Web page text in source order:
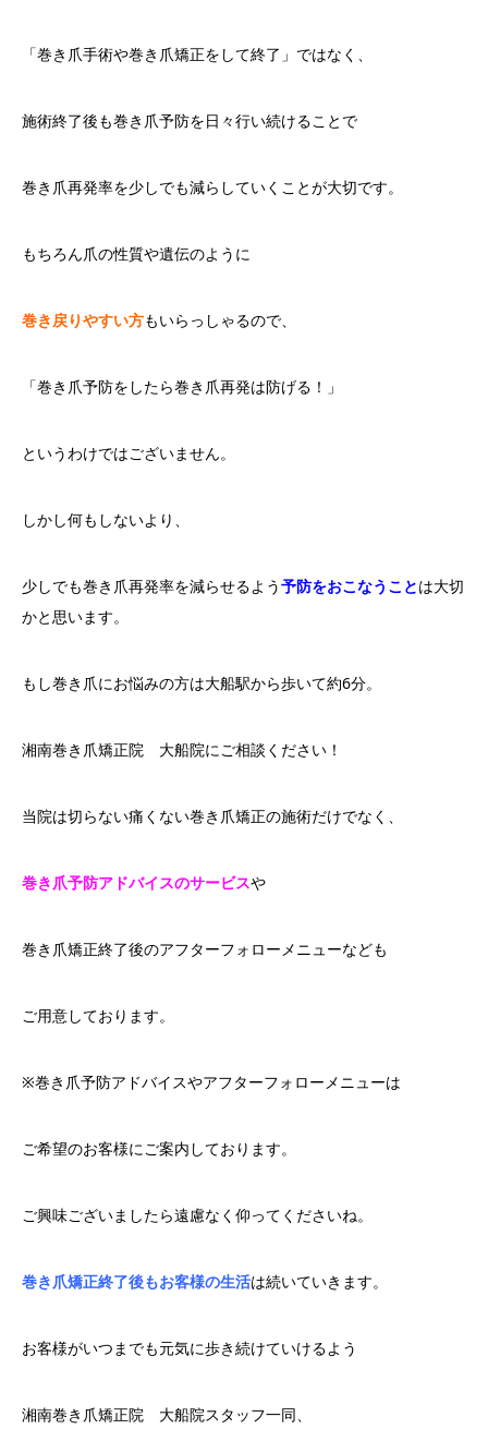
「巻き爪手術や巻き爪矯正をして終了」ではなく、
施術終了後も巻き爪予防を日々行い続けることで
巻き爪再発率を少しでも減らしていくことが大切です。
もちろん爪の性質や遺伝のように
巻き戻りやすい方もいらっしゃるので、
「巻き爪予防をしたら巻き爪再発は防げる！」
というわけではございません。
しかし何もしないより、
少しでも巻き爪再発率を減らせるよう予防をおこなうことは大切
かと思います。
もし巻き爪にお悩みの方は大船駅から歩いて約6分。
湘南巻き爪矯正院 大船院にご相談ください！
当院は切らない痛くない巻き爪矯正の施術だけでなく、
巻き爪予防アドバイスのサービスや
巻き爪矯正終了後のアフターフォローメニューなども
ご用意しております。
※巻き爪予防アドバイスやアフターフォローメニューは
ご希望のお客様にご案内しております。
ご興味ございましたら遠慮なく仰ってくださいね。
巻き爪矯正終了後もお客様の生活は続いていきます。
お客様がいつまでも元気に歩き続けていけるよう
湘南巻き爪矯正院 大船院スタッフ一同、